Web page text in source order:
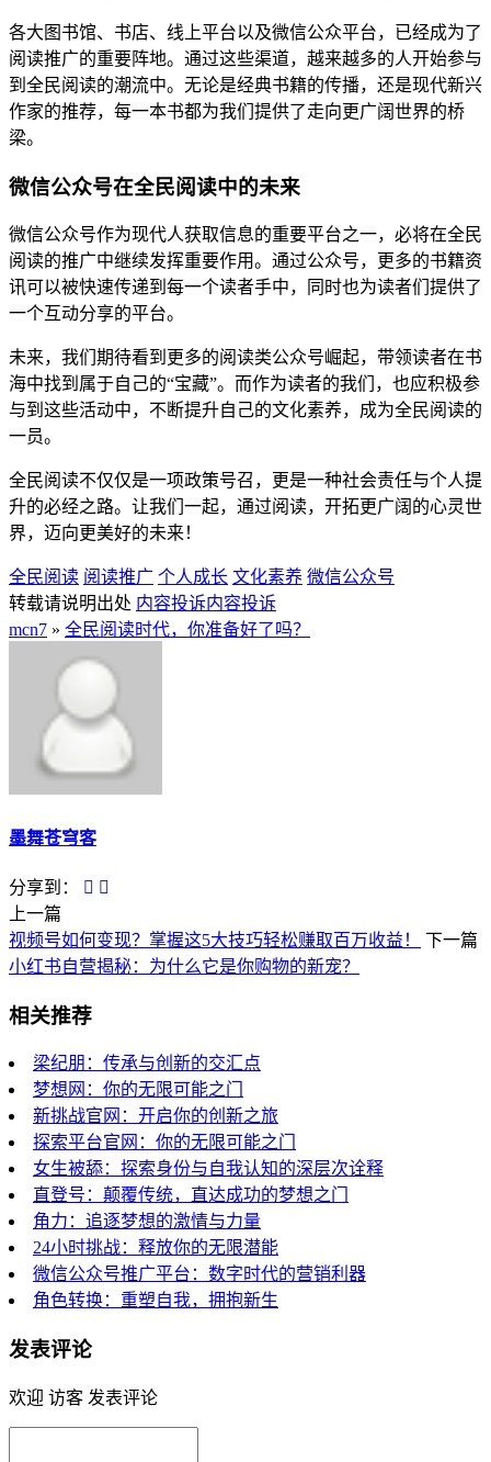
各大图书馆、书店、线上平台以及微信公众平台，已经成为了
阅读推广的重要阵地。通过这些渠道，越来越多的人开始参与
到全民阅读的潮流中。无论是经典书籍的传播，还是现代新兴
作家的推荐，每一本书都为我们提供了走向更广阔世界的桥
梁。
微信公众号在全民阅读中的未来
微信公众号作为现代人获取信息的重要平台之一，必将在全民
阅读的推广中继续发挥重要作用。通过公众号，更多的书籍资
讯可以被快速传递到每一个读者手中，同时也为读者们提供了
一个互动分享的平台。
未来，我们期待看到更多的阅读类公众号崛起，带领读者在书
海中找到属于自己的“宝藏”。而作为读者的我们，也应积极参
与到这些活动中，不断提升自己的文化素养，成为全民阅读的
一员。
全民阅读不仅仅是一项政策号召，更是一种社会责任与个人提
升的必经之路。让我们一起，通过阅读，开拓更广阔的心灵世
界，迈向更美好的未来！
全民阅读 阅读推广 个人成长 文化素养 微信公众号
转载请说明出处 内容投诉内容投诉
mcn7 » 全民阅读时代，你准备好了吗？
墨舞苍穹客
分享到：
上一篇
视频号如何变现？掌握这5大技巧轻松赚取百万收益！
下一篇
小红书自营揭秘：为什么它是你购物的新宠？
相关推荐
梁纪朋：传承与创新的交汇点
梦想网：你的无限可能之门
新挑战官网：开启你的创新之旅
探索平台官网：你的无限可能之门
女生被舔：探索身份与自我认知的深层次诠释
直登号：颠覆传统，直达成功的梦想之门
角力：追逐梦想的激情与力量
24小时挑战：释放你的无限潜能
微信公众号推广平台：数字时代的营销利器
角色转换：重塑自我，拥抱新生
发表评论
欢迎 访客 发表评论